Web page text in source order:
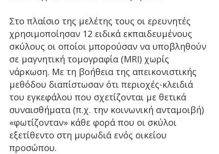
Στο πλαίσιο της μελέτης τους οι ερευνητές
χρησιμοποίησαν 12 ειδικά εκπαιδευμένους
σκύλους οι οποίοι μπορούσαν να υποβληθούν
σε μαγνητική τομογραφία (MRI) χωρίς
νάρκωση. Με τη βοήθεια της απεικονιστικής
μεθόδου διαπίστωσαν ότι περιοχές-κλειδιά
του εγκεφάλου που σχετίζονται με θετικά
συναισθήματα (π.χ. την κοινωνική ανταμοιβή)
«φωτίζονταν» κάθε φορά που οι σκύλοι
εξετίθεντο στη μυρωδιά ενός οικείου
προσώπου.